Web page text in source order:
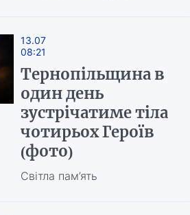
13.07
08:21
Тернопільщина в
один день
зустрічатиме тіла
чотирьох Героїв
(фото)
Світла пам’ять